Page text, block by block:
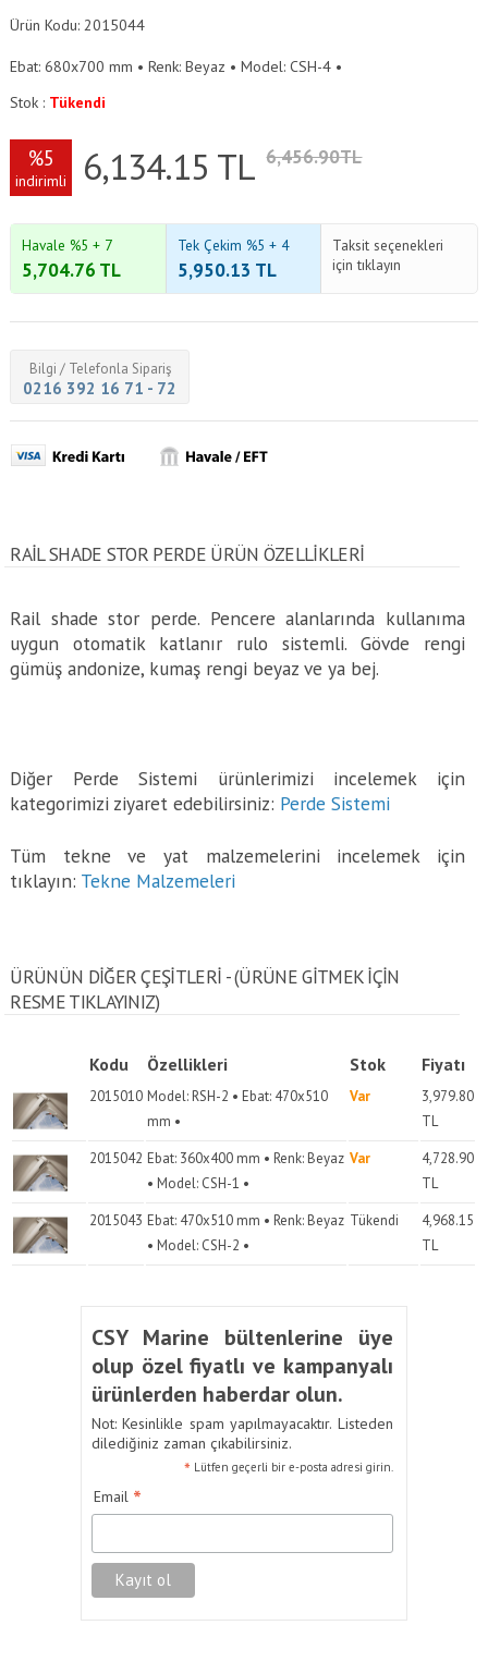
Ürün Kodu: 2015044
Ebat: 680x700 mm • Renk: Beyaz • Model: CSH-4 •
Stok : Tükendi
%5
indirimli 6,134.15 TL 6,456.90TL
Havale %5 + 7
5,704.76 TL
Tek Çekim %5 + 4
5,950.13 TL
Taksit seçenekleri
için tıklayın
Bilgi / Telefonla Sipariş
0216 392 16 71 - 72
RAIL SHADE STOR PERDE ÜRÜN ÖZELLİKLERİ
Rail shade stor perde. Pencere alanlarında kullanıma
uygun otomatik katlanır rulo sistemli. Gövde rengi
gümüş andonize, kumaş rengi beyaz ve ya bej.
Diğer Perde Sistemi ürünlerimizi incelemek için
kategorimizi ziyaret edebilirsiniz: Perde Sistemi
Tüm tekne ve yat malzemelerini incelemek için
tıklayın: Tekne Malzemeleri
ÜRÜNÜN DİĞER ÇEŞİTLERİ - (ÜRÜNE GITMEK IÇIN
RESME TIKLAYINIZ)
Kodu Özellikleri Stok Fiyatı
2015010 Model: RSH-2 • Ebat: 470x510
mm •
Var
3,979.80
TL
2015042 Ebat: 360x400 mm • Renk: Beyaz
• Model: CSH-1 •
Var
4,728.90
TL
2015043 Ebat: 470x510 mm • Renk: Beyaz
• Model: CSH-2 •
Tükendi
4,968.15
TL
CSY Marine bültenlerine üye
olup özel fiyatlı ve kampanyalı
ürünlerden haberdar olun.
Not: Kesinlikle spam yapılmayacaktır. Listeden
dilediğiniz zaman çıkabilirsiniz.
* Lütfen geçerli bir e-posta adresi girin.
Email *